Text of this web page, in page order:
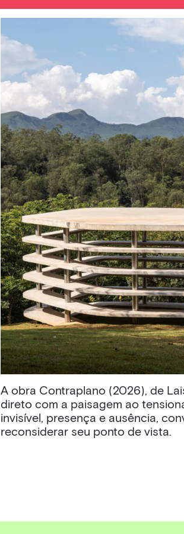
A obra Contraplano (2026), de
direto com a paisagem ao
invisível, presença e ausência,
reconsiderar seu ponto de vista.